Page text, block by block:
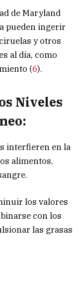
de Maryland
pueden ingerir
y otros
al día, como
(6).
Niveles
interfieren en la
alimentos,
los valores
con los
las grasas